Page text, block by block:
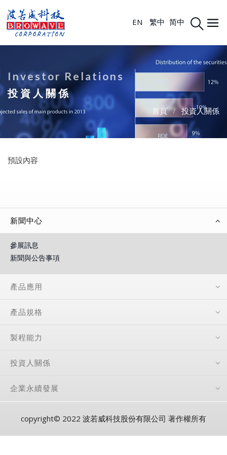
EN 繁中 简中
Investor Relations
投資人關係
首頁 / 投資人關係
預設內容
新聞中心
參展訊息
新聞與公告事項
產品應用
產品規格
製程能力
投資人關係
企業永續發展
copyright© 2022 波若威科技股份有限公司 著作權所有